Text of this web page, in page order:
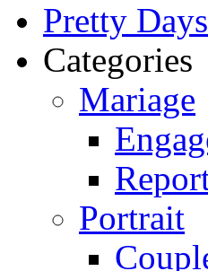
Pretty Days
Categories
Mariage
Portrait